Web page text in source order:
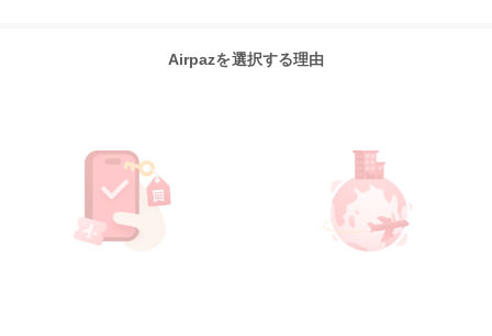
Airpazを選択する理由